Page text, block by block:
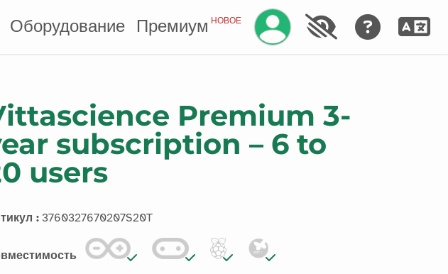
Оборудование ПремиумНОВОЕ Управление аккаунтом
Premium 3-
subscription – 6 to
users
: 3760327670207S20T